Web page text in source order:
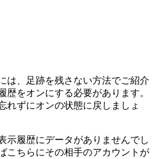
は、足跡を残さない方法でご紹介
歴をオンにする必要があります。
れずにオンの状態に戻しましょ
示履歴にデータがありませんでし
こちらにその相手のアカウントが